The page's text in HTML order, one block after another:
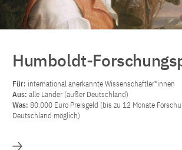
Humboldt-
Für: international anerkannte Wissenschaftler*innen
Aus: alle Länder (außer Deutschland)
Was: 80.000 Euro Preisgeld (bis zu 12 Monate
Deutschland möglich)